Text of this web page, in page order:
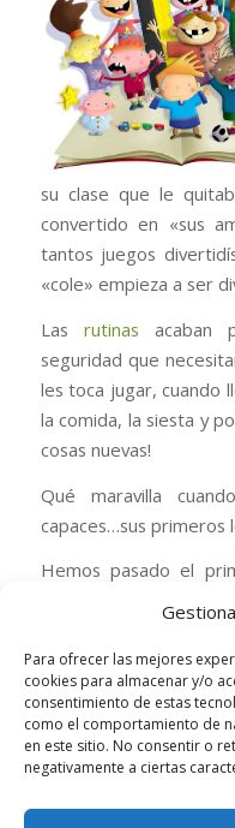
Para ofrecer las mejores
cookies para almacenar y/o
consentimiento de estas
como el comportamiento de
en este sitio. No consentir o
negativamente a ciertas
su clase que le
convertido en «sus
tantos juegos
«cole» empieza a ser
Las rutinas acaban
seguridad que
les toca jugar, cuando
la comida, la siesta y
cosas nuevas!
Qué maravilla
capaces…sus primeros
Hemos pasado el
encantad@s de
bonitas.
¡Gracias!